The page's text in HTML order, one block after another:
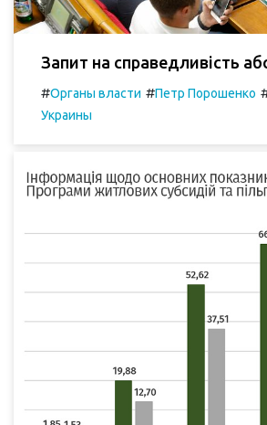
Запит на справедливість
#Органы власти #Петр Порошенко
Украины